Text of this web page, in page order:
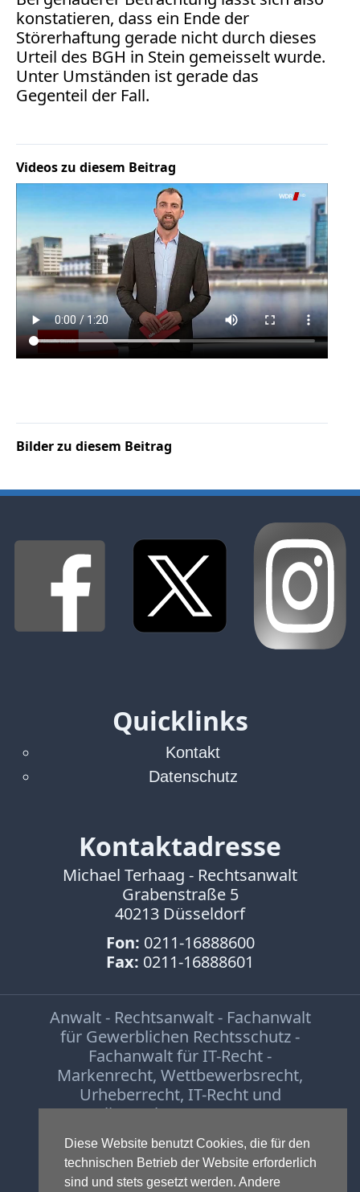
Diese Website benutzt Cookies, die für den
technischen Betrieb der Website erforderlich
sind und stets gesetzt werden. Andere
konstatieren, dass ein Ende der
Störerhaftung gerade nicht durch dieses
Urteil des BGH in Stein gemeisselt wurde.
Unter Umständen ist gerade das
Gegenteil der Fall.
Videos zu diesem Beitrag
Bilder zu diesem Beitrag
Stunde
BGH
Beleidigung
Datenschutz
Ebay
Fotorecht
Google
Haftung
Influencer
Instagram
Internetrecht
Markenrecht
Meinungsfreiheit
Persönlichkeitsrecht
Print
Radio
Urheberrecht
Volle
WDR
Werbung
Wettbewerbsrecht
Quicklinks
Kontakt
Datenschutz
Kontaktadresse
Michael Terhaag - Rechtsanwalt
Grabenstraße 5
40213 Düsseldorf
Fon: 0211-16888600
Fax: 0211-16888601
Anwalt - Rechtsanwalt - Fachanwalt
für Gewerblichen Rechtsschutz -
Fachanwalt für IT-Recht -
Markenrecht, Wettbewerbsrecht,
Urheberrecht, IT-Recht und
Onlinerecht,E-Commerce,
Designrecht
Medienrecht &
Presserecht,Datenschutzrechtund
Glücksspielrecht-Abmahnungund